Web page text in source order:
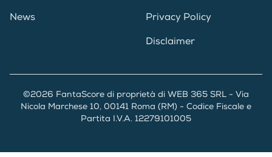
News Privacy Policy
Disclaimer
©2026 FantaScore di proprietà di WEB 365 SRL - Via
Nicola Marchese 10, 00141 Roma (RM) - Codice Fiscale e
Partita I.V.A. 12279101005